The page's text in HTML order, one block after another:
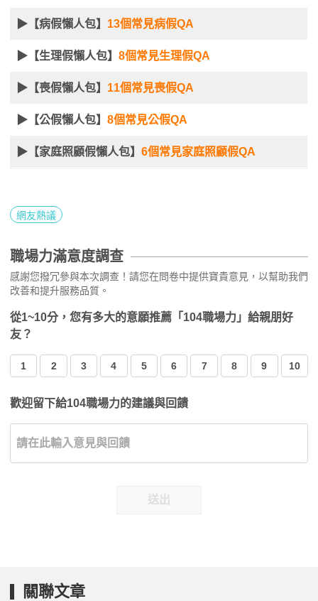
▶【病假懶人包】 13個常見病假QA
▶【生理假懶人包】 8個常見生理假QA
▶【喪假懶人包】 11個常見喪假QA
▶【公假懶人包】 8個常見公假QA
▶【家庭照顧假懶人包】 6個常見家庭照顧假QA
網友熱議
職場力滿意度調查
感謝您撥冗參與本次調查！請您在問卷中提供寶貴意見，以幫助我們
改善和提升服務品質。
從1~10分，您有多大的意願推薦「104職場力」給親朋好
友？
1 2 3 4 5 6 7 8 9 10
歡迎留下給104職場力的建議與回饋
送出
關聯文章